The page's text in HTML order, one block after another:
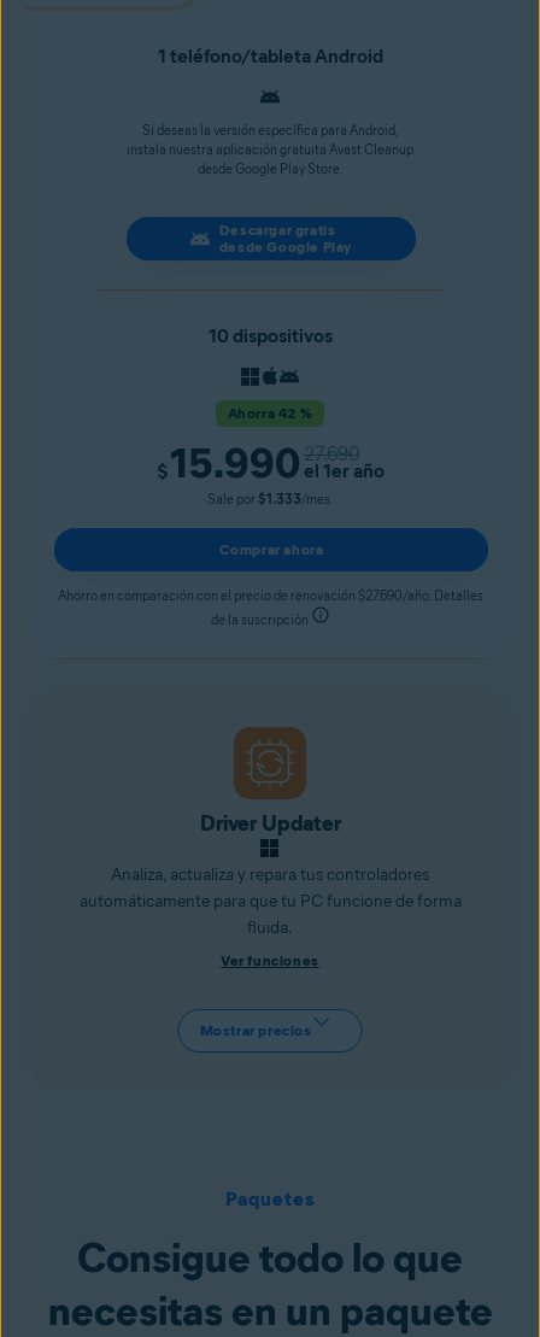
1 teléfono/tableta Android
Si deseas la versión específica para Android,
instala nuestra aplicación gratuita Avast Cleanup
desde Google Play Store.
Descargar gratis
desde Google Play
10 dispositivos
Ahorra 42 %
$15.990 27.690
el 1er año
Sale por $1.333/mes.
Comprar ahora
Ahorro en comparación con el precio de renovación $27.690/año. Detalles
de la suscripción
Driver Updater
Analiza, actualiza y repara tus controladores
automáticamente para que tu PC funcione de forma
fluida.
Ver funciones
Mostrar precios
Paquetes
Consigue todo lo que
necesitas en un paquete